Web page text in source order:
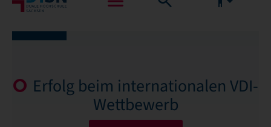
Erfolg beim internationalen VDI-
Wettbewerb